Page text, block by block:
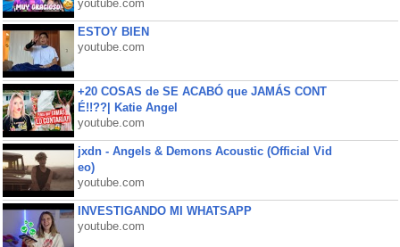
youtube.com
ESTOY BIEN
youtube.com
+20 COSAS de SE ACABÓ que JAMÁS CONT
É!!??| Katie Angel
youtube.com
jxdn - Angels & Demons Acoustic (Official Vid
eo)
youtube.com
INVESTIGANDO MI WHATSAPP
youtube.com